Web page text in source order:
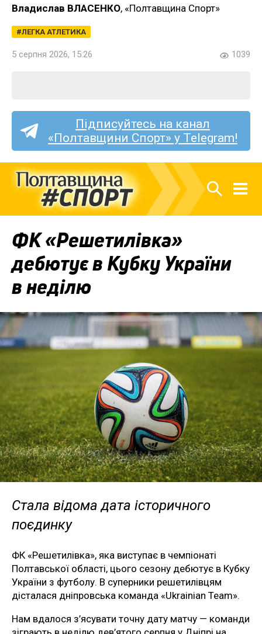
Владислав ВЛАСЕНКО, «Полтавщина Спорт»
ЛЕГКА АТЛЕТИКА
5 серпня 2026, 15:26 1039
Підписуйтесь на канал
«Полтавщини Спорт» у Telegram!
ФК «Решетилівка»
дебютує в Кубку України
в неділю
Стала відома дата історичного
поєдинку
ФК «Решетилівка», яка виступає в чемпіонаті
Полтавської області, цього сезону дебютує в Кубку
України з футболу. В суперники решетилівцям
дісталася дніпровська команда «Ukrainian Team».
Нам вдалося з’ясувати точну дату матчу — команди